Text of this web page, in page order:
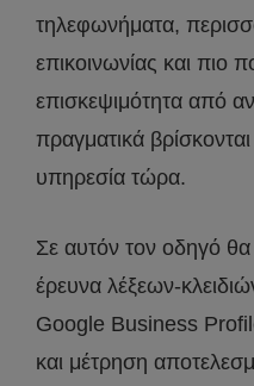
τηλεφωνήματα,
επικοινωνίας και πιο
επισκεψιμότητα από
πραγματικά
υπηρεσία τώρα.
Σε αυτόν τον οδηγό θα
έρευνα λέξεων-
Google Business
και μέτρηση